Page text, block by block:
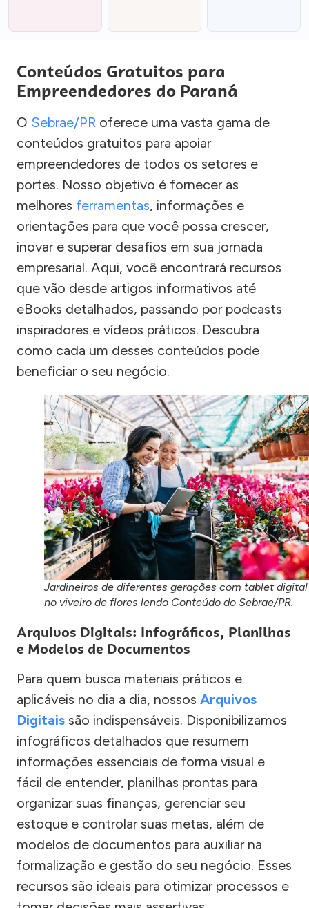
Conteúdos Gratuitos para
Empreendedores do Paraná
O Sebrae/PR oferece uma vasta gama de
conteúdos gratuitos para apoiar
empreendedores de todos os setores e
portes. Nosso objetivo é fornecer as
melhores ferramentas, informações e
orientações para que você possa crescer,
inovar e superar desafios em sua jornada
empresarial. Aqui, você encontrará recursos
que vão desde artigos informativos até
eBooks detalhados, passando por podcasts
inspiradores e vídeos práticos. Descubra
como cada um desses conteúdos pode
beneficiar o seu negócio.
Jardineiros de diferentes gerações com tablet digital
no viveiro de flores lendo Conteúdo do Sebrae/PR.
Arquivos Digitais: Infográficos, Planilhas
e Modelos de Documentos
Para quem busca materiais práticos e
aplicáveis no dia a dia, nossos Arquivos
Digitais são indispensáveis. Disponibilizamos
infográficos detalhados que resumem
informações essenciais de forma visual e
fácil de entender, planilhas prontas para
organizar suas finanças, gerenciar seu
estoque e controlar suas metas, além de
modelos de documentos para auxiliar na
formalização e gestão do seu negócio. Esses
recursos são ideais para otimizar processos e